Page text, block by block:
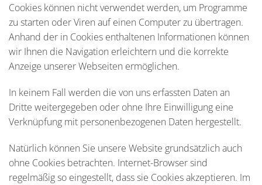
Cookies können nicht verwendet werden, um Programme
zu starten oder Viren auf einen Computer zu übertragen.
Anhand der in Cookies enthaltenen Informationen können
wir Ihnen die Navigation erleichtern und die korrekte
Anzeige unserer Webseiten ermöglichen.
In keinem Fall werden die von uns erfassten Daten an
Dritte weitergegeben oder ohne Ihre Einwilligung eine
Verknüpfung mit personenbezogenen Daten hergestellt.
Natürlich können Sie unsere Website grundsätzlich auch
ohne Cookies betrachten. Internet-Browser sind
regelmäßig so eingestellt, dass sie Cookies akzeptieren. Im